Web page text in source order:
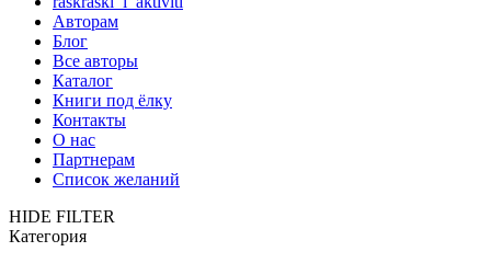
Авторам
Блог
Все авторы
Каталог
Книги под ёлку
Контакты
О нас
Партнерам
Список желаний
HIDE FILTER
Категория